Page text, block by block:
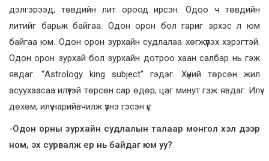
дэлгэрээд, төвдийн лит ороод ирсэн. Одоо ч төвдийн
литийг барьж байгаа. Одон орон бол гариг эрхэс л юм
байгаа юм. Одон орон зурхайн судлалаа хөгжүүлэх хэрэгтэй.
Одон орон зурхай бол зурхайн дотроо хаан салбар нь гэж
явдаг. “Astrology king subject” гэдэг. Хүний төрсөн жил
асуухаасаа илүүтэй төрсөн сар өдөр, цаг минут гэж явдаг. Илүү
дөхөм, илүү нарийвчилж үзнэ гэсэн үг.
-Одон орны зурхайн судлалын талаар монгол хэл дээр
ном, эх сурвалж ер нь байдаг юм уу?